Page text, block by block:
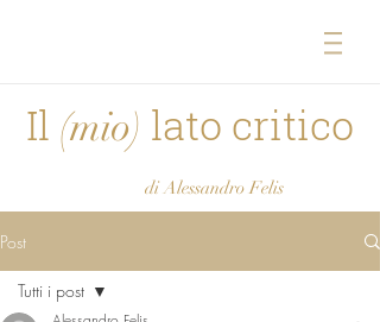
Il (mio) lato critico
di Alessandro Felis
Post
Tutti i post